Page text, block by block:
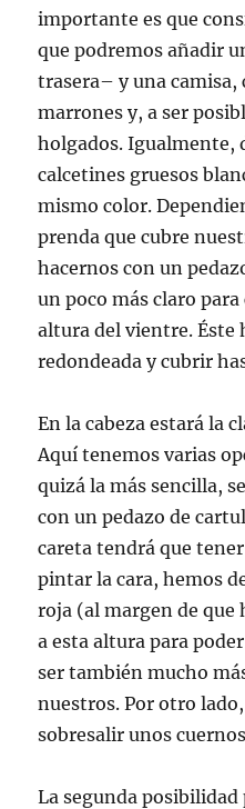
importante es que
que podremos añadir
trasera– y una camisa,
marrones y, a ser
holgados. Igualmente,
calcetines gruesos
mismo color.
prenda que cubre
hacernos con un
un poco más claro
altura del vientre. Éste
redondeada y cubrir
En la cabeza estará la
Aquí tenemos varias
quizá la más sencilla,
con un pedazo de
careta tendrá que
pintar la cara, hemos
roja (al margen de que
a esta altura para
ser también mucho
nuestros. Por otro
sobresalir unos
La segunda